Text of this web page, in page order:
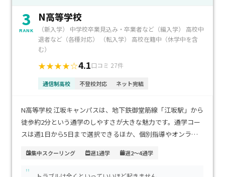
3
RANK
N高等学校
（新入学） 中学校卒業見込み・卒業者など（編入学） 高校中
退者など（各種対応） （転入学） 高校在籍中（休学中を含
む）
★★★★☆4.1口コミ 27件
通信制高校 不登校対応 ネット完結
N高等学校 江坂キャンパスは、地下鉄御堂筋線「江坂駅」から
徒歩約2分という通学のしやすさが大きな魅力です。通学コー
スは週1日から5日まで選択できるほか、個別指導やオンライ
多彩な学習スタイルが用意されています。生徒一人ひとりの学
習ペースや目標に合わせた柔軟な教育が可能です。学費は通学
集中スクーリング 週1通学 週2～4通学
"